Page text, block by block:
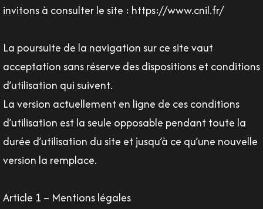
invitons à consulter le site : https://www.cnil.fr/
La poursuite de la navigation sur ce site vaut
acceptation sans réserve des dispositions et conditions
d’utilisation qui suivent.
La version actuellement en ligne de ces conditions
d’utilisation est la seule opposable pendant toute la
durée d’utilisation du site et jusqu’à ce qu’une nouvelle
version la remplace.
Article 1 – Mentions légales